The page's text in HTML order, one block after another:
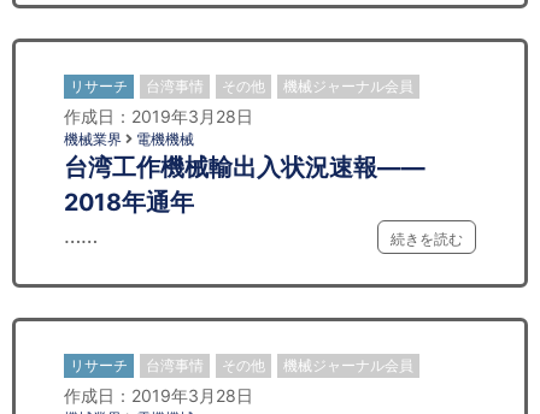
リサーチ 台湾事情 その他 機械ジャーナル会員
作成日：2019年3月28日
機械業界 電機機械
台湾工作機械輸出入状況速報——
2018年通年
…… 続きを読む
リサーチ 台湾事情 その他 機械ジャーナル会員
作成日：2019年3月28日